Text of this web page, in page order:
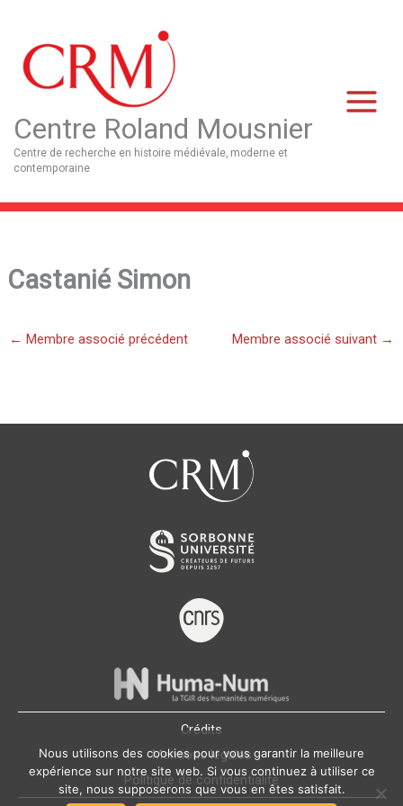
contenu
Centre Roland Mousnier
Centre de recherche en histoire médiévale, moderne et
contemporaine
Castanié Simon
← Membre associé précédent Membre associé suivant →
Crédits
Mentions légales
Politique de confidentialité
Nous utilisons des cookies pour vous garantir la meilleure
expérience sur notre site web. Si vous continuez à utiliser ce
site, nous supposerons que vous en êtes satisfait.